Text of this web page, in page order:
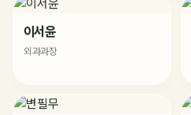
이서윤
외과과장